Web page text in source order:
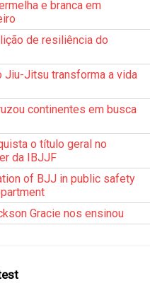
e branca em
de resiliência do
Jiu-Jitsu transforma a vida
continentes em busca
o título geral no
da IBJJF
of BJJ in public safety
Gracie nos ensinou